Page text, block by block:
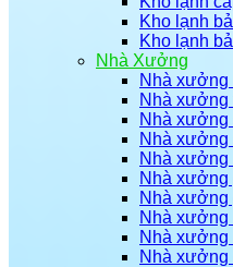
Kho lạnh
Kho lạnh
Nhà Xưởng
Nhà xưởng
Nhà xưởng
Nhà xưởng
Nhà xưởng
Nhà xưởng
Nhà xưởng
Nhà xưởng
Nhà xưởng
Nhà xưởng
Nhà xưởng